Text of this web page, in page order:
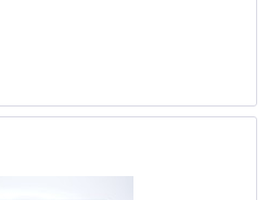
Direktanwahltasten...